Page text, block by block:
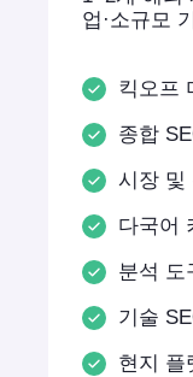
업·소규모
킥오프
종합
시장 및
다국어
분석 도
기술
현지 플